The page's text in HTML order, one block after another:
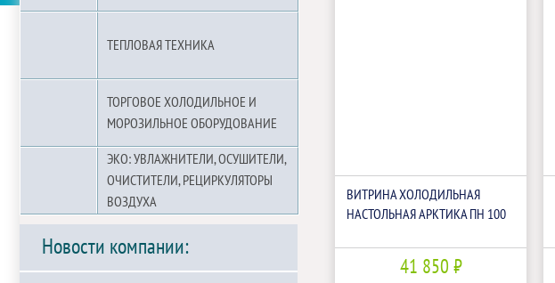
ТЕПЛОВАЯ ТЕХНИКА
ТОРГОВОЕ ХОЛОДИЛЬНОЕ И
МОРОЗИЛЬНОЕ ОБОРУДОВАНИЕ
ЭКО: УВЛАЖНИТЕЛИ, ОСУШИТЕЛИ,
ОЧИСТИТЕЛИ, РЕЦИРКУЛЯТОРЫ
ВОЗДУХА
Новости компании:
ВИТРИНА ХОЛОДИЛЬНАЯ
НАСТОЛЬНАЯ АРКТИКА ПН 100
41 850 ₽